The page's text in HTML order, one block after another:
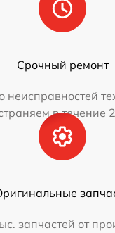
Срочный ремонт
неисправностей
в течение
запчастей от